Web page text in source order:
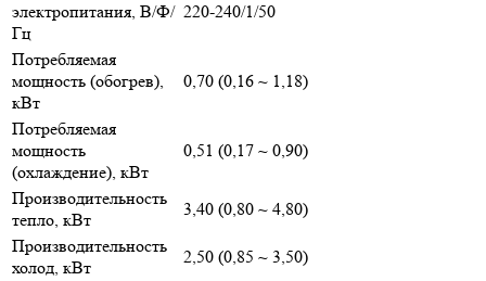
электропитания, В/Ф/
Гц
220-240/1/50
Потребляемая
мощность (обогрев),
кВт
0,70 (0,16 ~ 1,18)
Потребляемая
мощность
(охлаждение), кВт
0,51 (0,17 ~ 0,90)
Производительность
тепло, кВт
3,40 (0,80 ~ 4,80)
Производительность
холод, кВт
2,50 (0,85 ~ 3,50)